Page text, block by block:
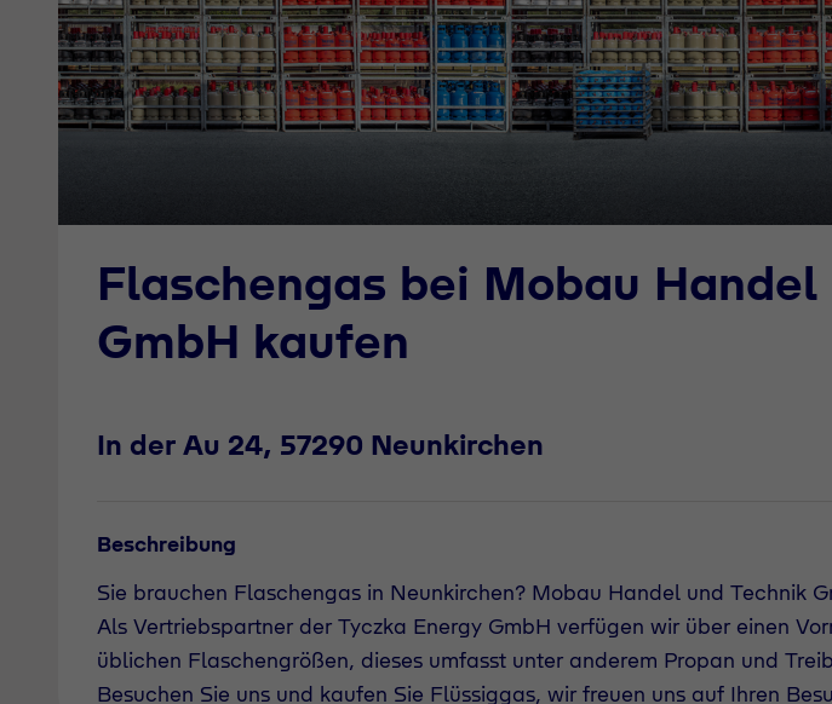
Flaschengas bei Mobau Handel
GmbH kaufen
In der Au 24, 57290 Neunkirchen
Beschreibung
Sie brauchen Flaschengas in Neunkirchen? Mobau Handel und Technik
Als Vertriebspartner der Tyczka Energy GmbH verfügen wir über einen
üblichen Flaschengrößen, dieses umfasst unter anderem Propan und
Besuchen Sie uns und kaufen Sie Flüssiggas, wir freuen uns auf Ihren